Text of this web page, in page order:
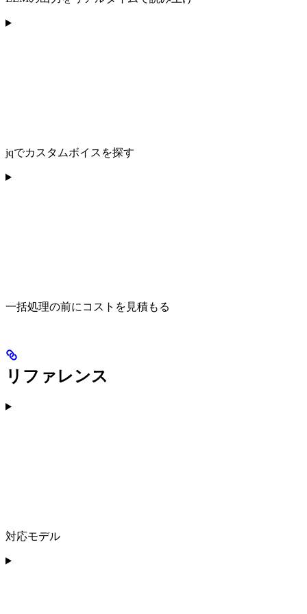
jqでカスタムボイスを探す
一括処理の前にコストを見積もる
リファレンス
対応モデル